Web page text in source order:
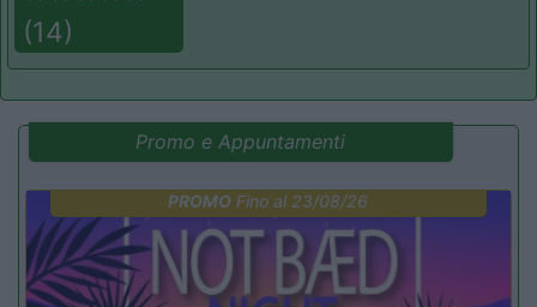
(14)
Promo e Appuntamenti
PROMO Fino al 23/08/26